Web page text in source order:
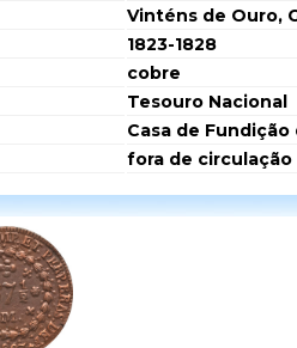
Vinténs de Ouro,
1823-1828
cobre
Tesouro Nacional
Casa de Fundição
fora de circulação